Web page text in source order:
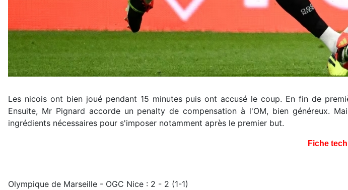
Les nicois ont bien joué pendant 15 minutes puis ont accusé le coup. En fin de
Ensuite, Mr Pignard accorde un penalty de compensation à l'OM, bien généreux.
ingrédients nécessaires pour s'imposer notamment après le premier but.
Fiche
Olympique de Marseille - OGC Nice : 2 - 2 (1-1)